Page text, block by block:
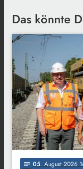
Das könnte
notes 05. August 2026